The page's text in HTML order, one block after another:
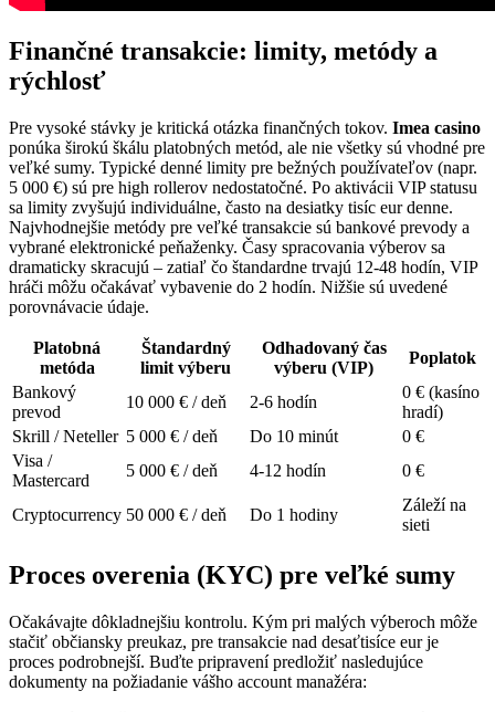
Finančné transakcie: limity, metódy a
rýchlosť
Pre vysoké stávky je kritická otázka finančných tokov. Imea casino
ponúka širokú škálu platobných metód, ale nie všetky sú vhodné pre
veľké sumy. Typické denné limity pre bežných používateľov (napr.
5 000 €) sú pre high rollerov nedostatočné. Po aktivácii VIP statusu
sa limity zvyšujú individuálne, často na desiatky tisíc eur denne.
Najvhodnejšie metódy pre veľké transakcie sú bankové prevody a
vybrané elektronické peňaženky. Časy spracovania výberov sa
dramaticky skracujú – zatiaľ čo štandardne trvajú 12-48 hodín, VIP
hráči môžu očakávať vybavenie do 2 hodín. Nižšie sú uvedené
porovnávacie údaje.
Platobná
metóda
Štandardný
limit výberu
Odhadovaný čas
výberu (VIP)
Poplatok
Bankový
prevod
10 000 € / deň 2-6 hodín
0 € (kasíno
hradí)
Skrill / Neteller 5 000 € / deň Do 10 minút
0 €
Visa /
Mastercard
5 000 € / deň 4-12 hodín 0 €
Cryptocurrency 50 000 € / deň Do 1 hodiny
Záleží na
sieti
Proces overenia (KYC) pre veľké sumy
Očakávajte dôkladnejšiu kontrolu. Kým pri malých výberoch môže
stačiť občiansky preukaz, pre transakcie nad desaťtisíce eur je
proces podrobnejší. Buďte pripravení predložiť nasledujúce
dokumenty na požiadanie vášho account manažéra: